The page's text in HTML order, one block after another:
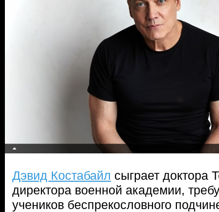
Дэвид Костабайл сыграет доктора
директора военной академии,
учеников беспрекословного